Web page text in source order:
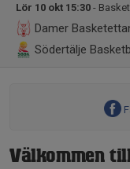
Lör 10 okt 15:30 -
Damer
Södertälje
Välkommen